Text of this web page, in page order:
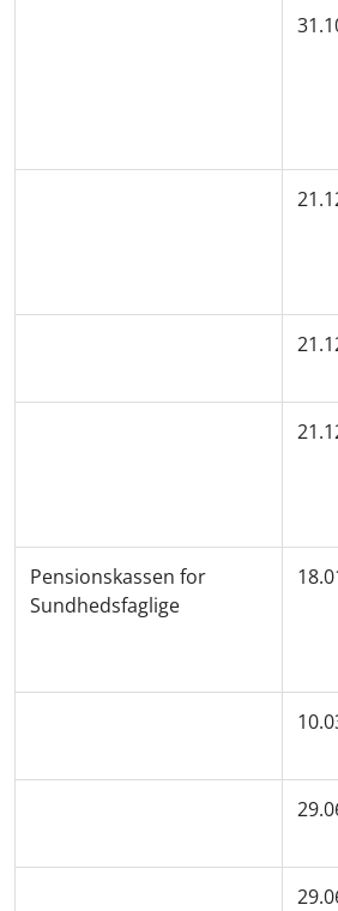
Pensionskassen for
Sundhedsfaglige